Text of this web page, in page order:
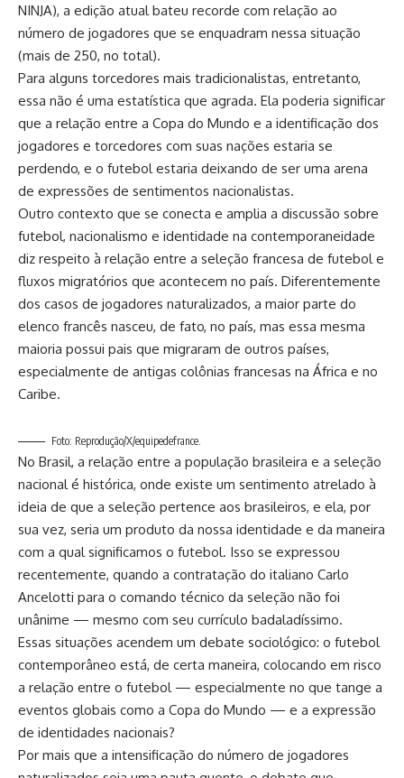
NINJA), a edição atual bateu recorde com relação ao
número de jogadores que se enquadram nessa situação
(mais de 250, no total).
Para alguns torcedores mais tradicionalistas, entretanto,
essa não é uma estatística que agrada. Ela poderia significar
que a relação entre a Copa do Mundo e a identificação dos
jogadores e torcedores com suas nações estaria se
perdendo, e o futebol estaria deixando de ser uma arena
de expressões de sentimentos nacionalistas.
Outro contexto que se conecta e amplia a discussão sobre
futebol, nacionalismo e identidade na contemporaneidade
diz respeito à relação entre a seleção francesa de futebol e
fluxos migratórios que acontecem no país. Diferentemente
dos casos de jogadores naturalizados, a maior parte do
elenco francês nasceu, de fato, no país, mas essa mesma
maioria possui pais que migraram de outros países,
especialmente de antigas colônias francesas na África e no
Caribe.
Foto: Reprodução/X/equipedefrance.
No Brasil, a relação entre a população brasileira e a seleção
nacional é histórica, onde existe um sentimento atrelado à
ideia de que a seleção pertence aos brasileiros, e ela, por
sua vez, seria um produto da nossa identidade e da maneira
com a qual significamos o futebol. Isso se expressou
recentemente, quando a contratação do italiano Carlo
Ancelotti para o comando técnico da seleção não foi
unânime — mesmo com seu currículo badaladíssimo.
Essas situações acendem um debate sociológico: o futebol
contemporâneo está, de certa maneira, colocando em risco
a relação entre o futebol — especialmente no que tange a
eventos globais como a Copa do Mundo — e a expressão
de identidades nacionais?
Por mais que a intensificação do número de jogadores